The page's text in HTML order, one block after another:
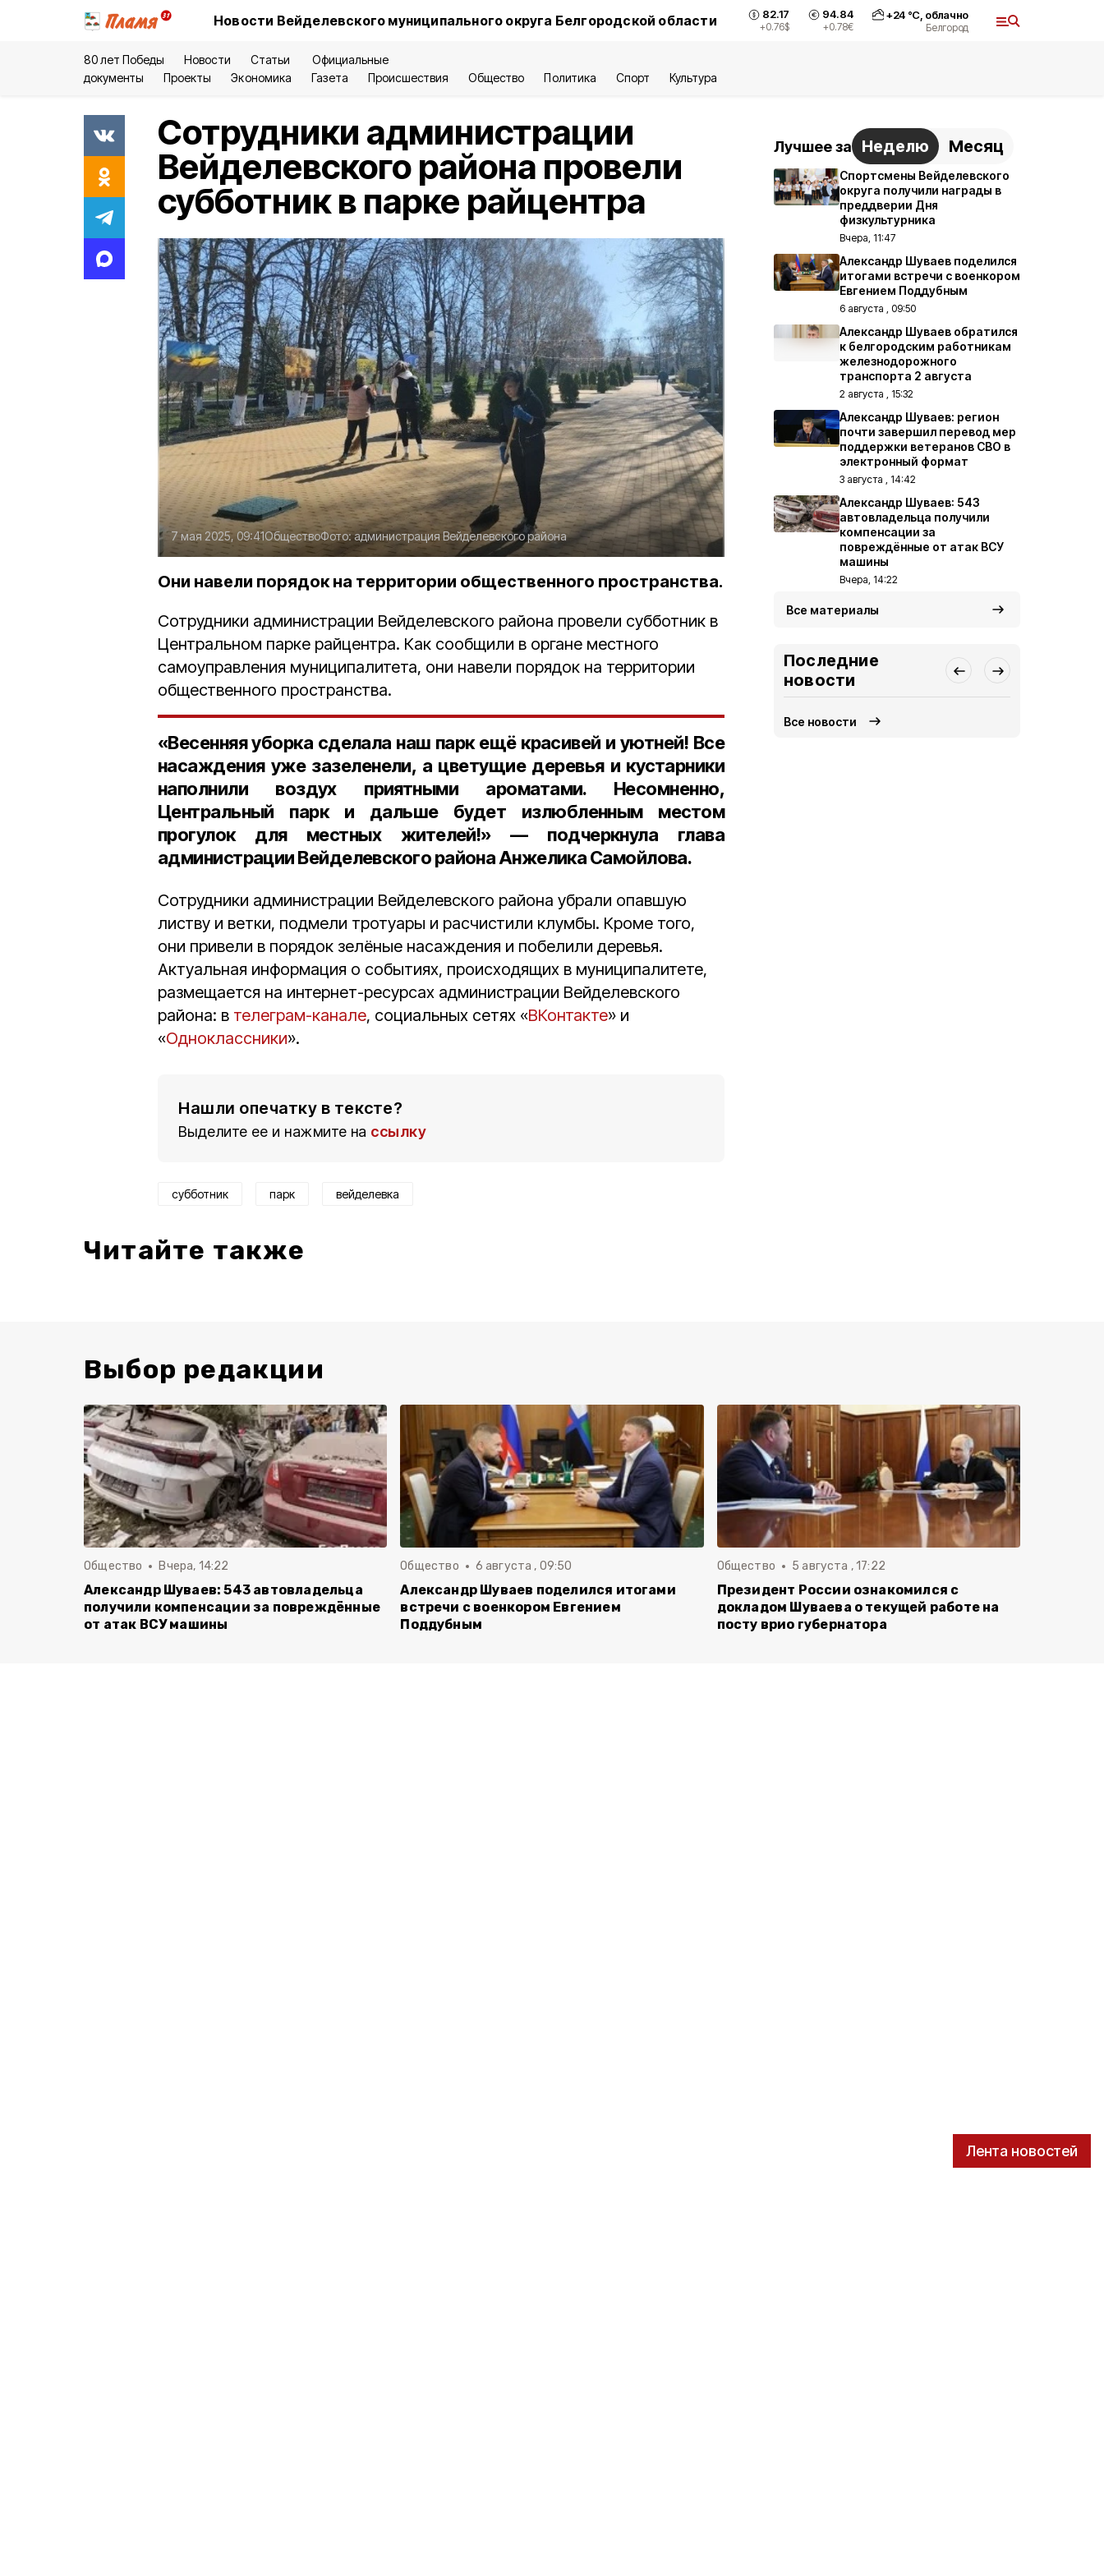
Новости Вейделевского муниципального округа Белгородской области 82.17
+0.76$
94.84
+0.78€
+24°С, облачно
Белгород
80 лет Победы Новости Статьи
Официальные
документы
Проекты Экономика Газета Происшествия Общество Политика Спорт Культура
Лента новостей
Сотрудники администрации
Вейделевского района провели
субботник в парке райцентра
7 мая 2025, 09:41ОбществоФото:администрация Вейделевского района
Они навели порядок на территории общественного пространства.
Сотрудники администрации Вейделевского района провели субботник в
Центральном парке райцентра. Как сообщили в органе местного
самоуправления муниципалитета, они навели порядок на территории
общественного пространства.
«Весенняя уборка сделала наш парк ещё красивей и уютней! Все
насаждения уже зазеленели, а цветущие деревья и кустарники
наполнили воздух приятными ароматами. Несомненно,
Центральный парк и дальше будет излюбленным местом
прогулок для местных жителей!» — подчеркнула глава
администрации Вейделевского района Анжелика Самойлова.
Сотрудники администрации Вейделевского района убрали опавшую
листву и ветки, подмели тротуары и расчистили клумбы. Кроме того,
они привели в порядок зелёные насаждения и побелили деревья.
Актуальная информация о событиях, происходящих в муниципалитете,
размещается на интернет-ресурсах администрации Вейделевского
района: в телеграм-канале, социальных сетях «ВКонтакте» и
«Одноклассники».
Нашли опечатку в тексте?
Выделите ее и нажмите на ссылку
субботник парк вейделевка
Читайте также
Лучшее за Неделю Месяц
Спортсмены Вейделевского
округа получили награды в
преддверии Дня
физкультурника
Вчера, 11:47
Александр Шуваев поделился
итогами встречи с военкором
Евгением Поддубным
6 августа , 09:50
Александр Шуваев обратился
к белгородским работникам
железнодорожного
транспорта 2 августа
2 августа , 15:32
Александр Шуваев: регион
почти завершил перевод мер
поддержки ветеранов СВО в
электронный формат
3 августа , 14:42
Александр Шуваев: 543
автовладельца получили
компенсации за
повреждённые от атак ВСУ
машины
Вчера, 14:22
Все материалы
Последние
новости
Все новости
Выбор редакции
Общество Вчера, 14:22
Александр Шуваев: 543 автовладельца
получили компенсации за повреждённые
от атак ВСУ машины
Общество 6 августа , 09:50
Александр Шуваев поделился итогами
встречи с военкором Евгением
Поддубным
Общество 5 августа , 17:22
Президент России ознакомился с
докладом Шуваева о текущей работе на
посту врио губернатора